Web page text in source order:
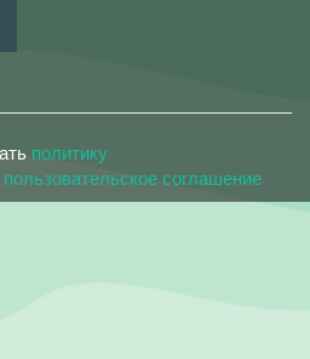
политику
пользовательское соглашение